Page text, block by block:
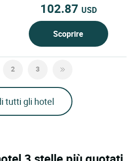
102.87 USD
Scoprire
2 3
tutti gli hotel